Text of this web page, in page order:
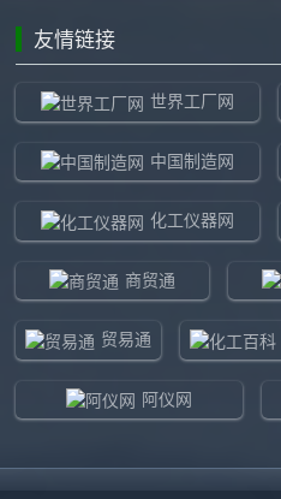
友情链接
世界工厂网
中国制造网
化工仪器网
商贸通
贸易通
阿仪网